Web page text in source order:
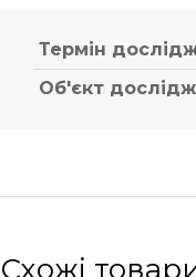
Термін
Об'єкт
Схожі